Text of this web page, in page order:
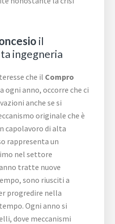
il
ingegneria
che il Compro
ogni anno, occorre che ci
anche se si
originale che è
capolavoro di alta
rappresenta un
nel settore
tratte nuove
sono riusciti a
progredire nella
Ogni anno si
dove meccanismi